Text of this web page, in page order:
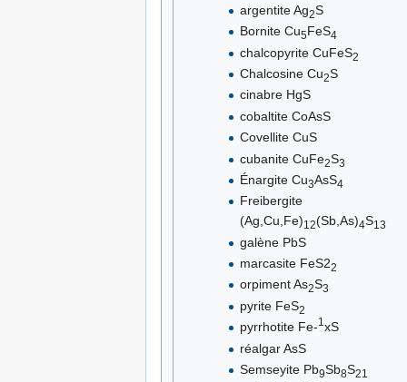
argentite Ag2S
Bornite Cu5FeS4
chalcopyrite CuFeS2
Chalcosine Cu2S
cinabre HgS
cobaltite CoAsS
Covellite CuS
cubanite CuFe2S3
Énargite Cu3AsS4
Freibergite
(Ag,Cu,Fe)12(Sb,As)4S13
galène PbS
marcasite FeS22
orpiment As2S3
pyrite FeS2
pyrrhotite Fe-1 xS
réalgar AsS
Semseyite Pb9Sb8S21